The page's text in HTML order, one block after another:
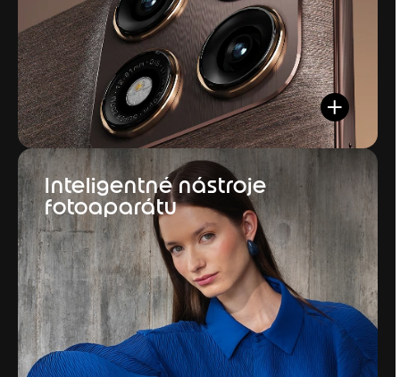
Inteligentné nástroje
fotoaparátu